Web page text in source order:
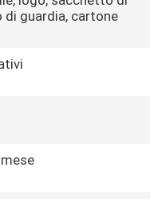
di guardia, cartone